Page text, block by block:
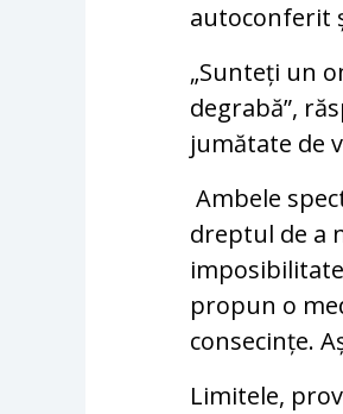
autoconferit
„Sunteți un
degrabă”,
jumătate de
Ambele
dreptul de a
propun o
consecințe.
Limitele,